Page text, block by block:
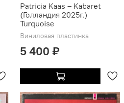
Patricia Kaas ‎– Kabaret
(Голландия 2025г.)
Turquoise
Виниловая пластинка
5 400 ₽